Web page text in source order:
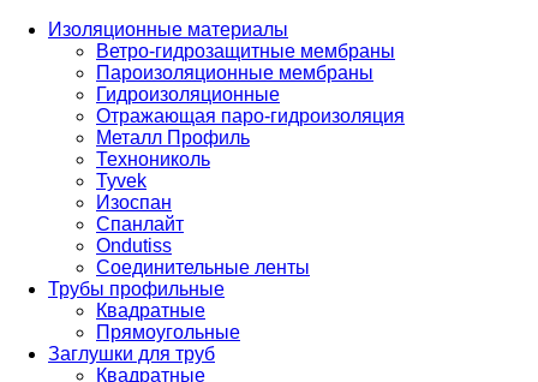
Изоляционные материалы
Ветро-гидрозащитные мембраны
Пароизоляционные мембраны
Гидроизоляционные
Отражающая паро-гидроизоляция
Металл Профиль
Технониколь
Tyvek
Изоспан
Спанлайт
Ondutiss
Соединительные ленты
Трубы профильные
Квадратные
Прямоугольные
Заглушки для труб
Квадратные